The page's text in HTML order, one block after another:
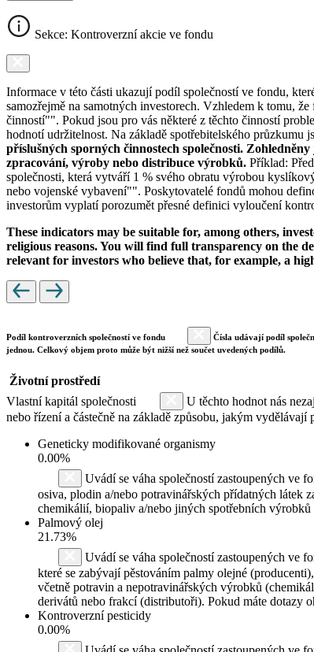
Sekce: Kontroverzní akcie ve fondu
Informace v této části ukazují podíl společností ve fondu,
samozřejmě na samotných investorech. Vzhledem k tomu,
činností"". Pokud jsou pro vás některé z těchto činností
hodnotí udržitelnost. Na základě spotřebitelského
příslušných sporných činnostech společnosti.
zpracování, výroby nebo distribuce výrobků. Příklad:
společnosti, která vytváří 1 % svého obratu výrobou
nebo vojenské vybavení"". Poskytovatelé fondů mohou
investorům vyplatí porozumět přesné definici vyloučení
These indicators may be suitable for, among others,
religious reasons. You will find full transparency on the
relevant for investors who believe that, for example, a
Podíl kontroverzních společností ve fondu
Čísla udávají podíl
jednou. Celkový objem proto může být nižší než součet uvedených podílů.
Životní prostředí
Vlastní kapitál společnosti
U těchto hodnot nás
nebo řízení a částečně na základě způsobu, jakým vydělávají
Geneticky modifikované organismy
0.00%
Uvádí se váha společností zastoupených ve
osiva, plodin a/nebo potravinářských přídatných látek
chemikálií, biopaliv a/nebo jiných spotřebních
Palmový olej
21.73%
Uvádí se váha společností zastoupených ve
které se zabývají pěstováním palmy olejné
včetně potravin a nepotravinářských výrobků
derivátů nebo frakcí (distributoři). Pokud máte dotazy
Kontroverzní pesticidy
0.00%